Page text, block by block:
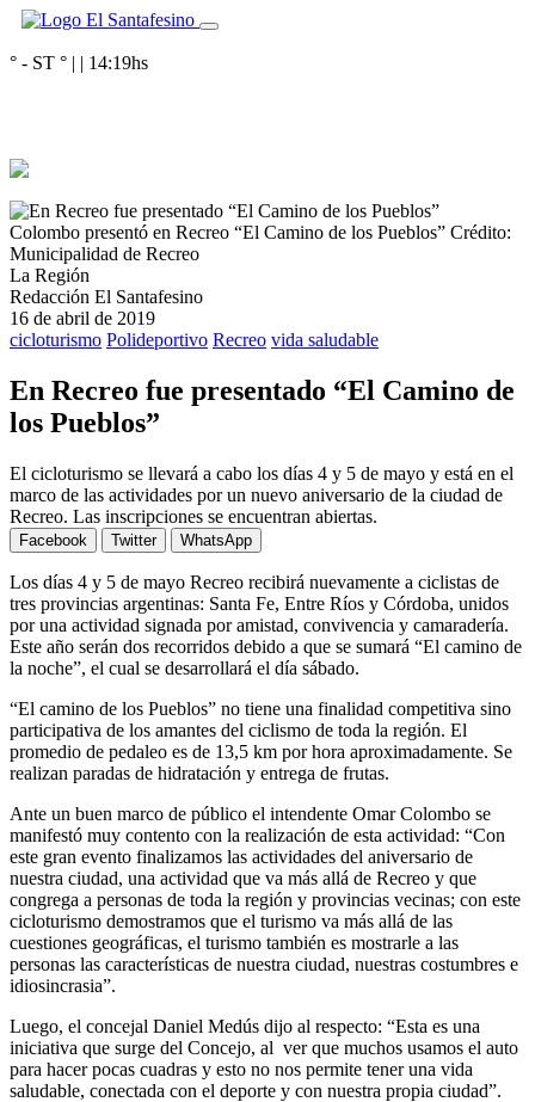
° - ST ° | | 14:19hs
Colombo presentó en Recreo “El Camino de los Pueblos” Crédito:
Municipalidad de Recreo
La Región
Redacción El Santafesino
16 de abril de 2019
cicloturismo Polideportivo Recreo vida saludable
En Recreo fue presentado “El Camino de
los Pueblos”
El cicloturismo se llevará a cabo los días 4 y 5 de mayo y está en el
marco de las actividades por un nuevo aniversario de la ciudad de
Recreo. Las inscripciones se encuentran abiertas.
Facebook Twitter WhatsApp
Los días 4 y 5 de mayo Recreo recibirá nuevamente a ciclistas de
tres provincias argentinas: Santa Fe, Entre Ríos y Córdoba, unidos
por una actividad signada por amistad, convivencia y camaradería.
Este año serán dos recorridos debido a que se sumará “El camino de
la noche”, el cual se desarrollará el día sábado.
“El camino de los Pueblos” no tiene una finalidad competitiva sino
participativa de los amantes del ciclismo de toda la región. El
promedio de pedaleo es de 13,5 km por hora aproximadamente. Se
realizan paradas de hidratación y entrega de frutas.
Ante un buen marco de público el intendente Omar Colombo se
manifestó muy contento con la realización de esta actividad: “Con
este gran evento finalizamos las actividades del aniversario de
nuestra ciudad, una actividad que va más allá de Recreo y que
congrega a personas de toda la región y provincias vecinas; con este
cicloturismo demostramos que el turismo va más allá de las
cuestiones geográficas, el turismo también es mostrarle a las
personas las características de nuestra ciudad, nuestras costumbres e
idiosincrasia”.
Luego, el concejal Daniel Medús dijo al respecto: “Esta es una
iniciativa que surge del Concejo, al ver que muchos usamos el auto
para hacer pocas cuadras y esto no nos permite tener una vida
saludable, conectada con el deporte y con nuestra propia ciudad”.